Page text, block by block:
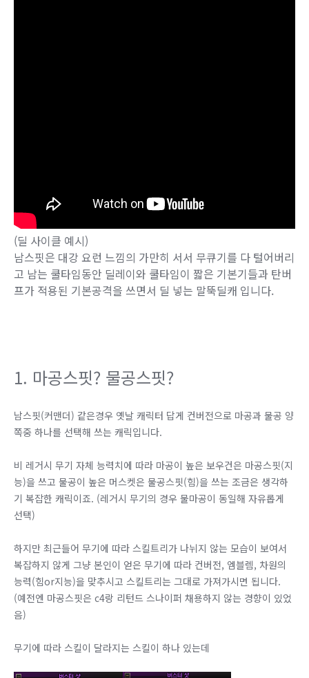
(딜 사이클 예시)
남스핏은 대강 요런 느낌의 가만히 서서 무큐기를 다 털어버리
고 남는 쿨타임동안 딜레이와 쿨타임이 짧은 기본기들과 탄버
프가 적용된 기본공격을 쓰면서 딜 넣는 말뚝딜캐 입니다.
1. 마공스핏? 물공스핏?
남스핏(커맨더) 같은경우 옛날 캐릭터 답게 컨버전으로 마공과 물공 양
쪽중 하나를 선택해 쓰는 캐릭입니다.
비 레거시 무기 자체 능력치에 따라 마공이 높은 보우건은 마공스핏(지
능)을 쓰고 물공이 높은 머스켓은 물공스핏(힘)을 쓰는 조금은 생각하
기 복잡한 캐릭이죠. (레거시 무기의 경우 물마공이 동일해 자유롭게
선택)
하지만 최근들어 무기에 따라 스킬트리가 나뉘지 않는 모습이 보여서
복잡하지 않게 그냥 본인이 얻은 무기에 따라 컨버전, 엠블렘, 차원의
능력(힘or지능)을 맞추시고 스킬트리는 그대로 가져가시면 됩니다.
(예전엔 마공스핏은 c4랑 리턴드 스나이퍼 채용하지 않는 경향이 있었
음)
무기에 따라 스킬이 달라지는 스킬이 하나 있는데